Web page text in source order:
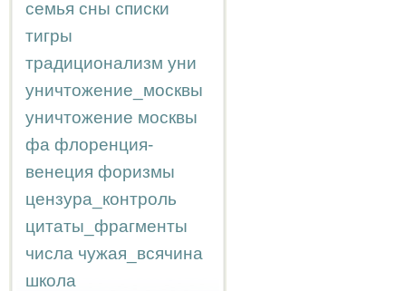
семья сны списки
тигры
традиционализм уни
уничтожение_москвы
уничтожение москвы
фа флоренция-
венеция форизмы
цензура_контроль
цитаты_фрагменты
числа чужая_всячина
школа